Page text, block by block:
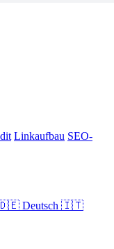
Linkaufbau SEO-
Deutsch 🇮🇹